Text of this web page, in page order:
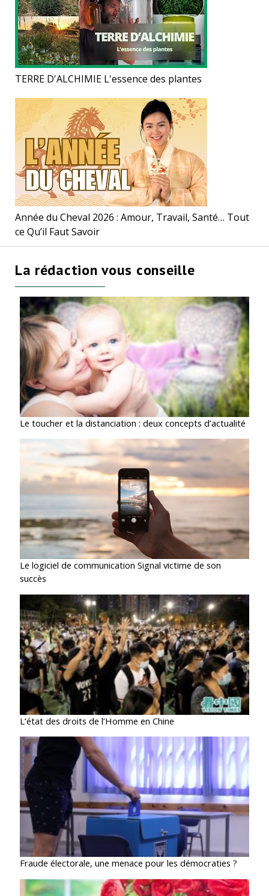
TERRE D'ALCHIMIE L'essence des plantes
Année du Cheval 2026 : Amour, Travail, Santé… Tout
ce Qu’il Faut Savoir
La rédaction vous conseille
Le toucher et la distanciation : deux concepts d’actualité
Le logiciel de communication Signal victime de son
succès
L’état des droits de l’Homme en Chine
Fraude électorale, une menace pour les démocraties ?